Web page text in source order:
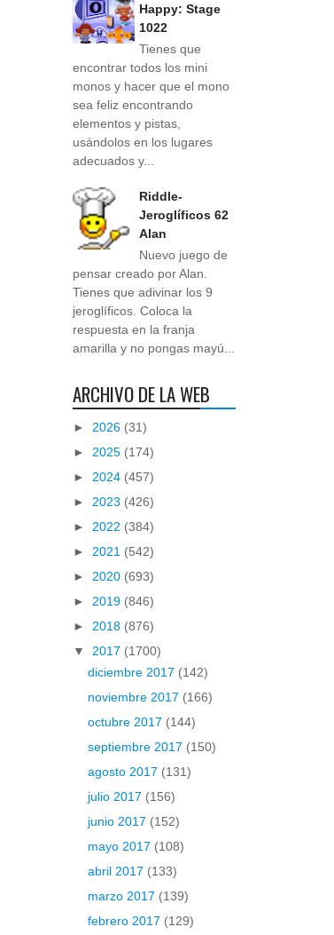
Happy: Stage
1022
Tienes que
encontrar todos los mini
monos y hacer que el mono
sea feliz encontrando
elementos y pistas,
usándolos en los lugares
adecuados y...
Riddle-
Jeroglíficos 62
Alan
Nuevo juego de
pensar creado por Alan.
Tienes que adivinar los 9
jeroglíficos. Coloca la
respuesta en la franja
amarilla y no pongas mayú...
ARCHIVO DE LA WEB
► 2026 (31)
► 2025 (174)
► 2024 (457)
► 2023 (426)
► 2022 (384)
► 2021 (542)
► 2020 (693)
► 2019 (846)
► 2018 (876)
▼ 2017 (1700)
diciembre 2017 (142)
noviembre 2017 (166)
octubre 2017 (144)
septiembre 2017 (150)
agosto 2017 (131)
julio 2017 (156)
junio 2017 (152)
mayo 2017 (108)
abril 2017 (133)
marzo 2017 (139)
febrero 2017 (129)